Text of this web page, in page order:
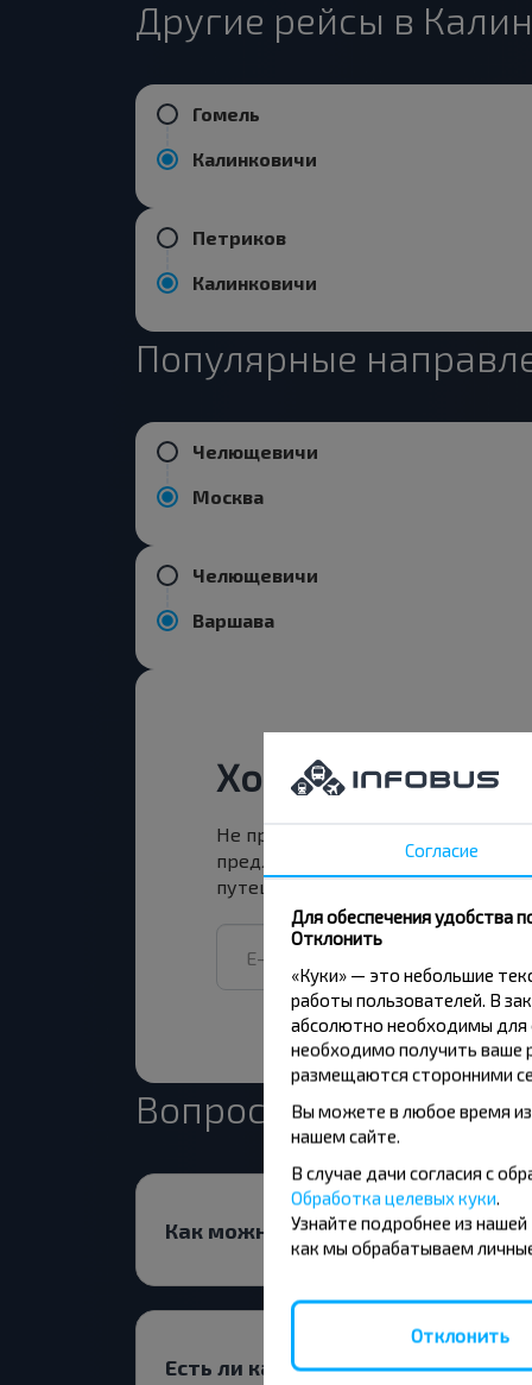
Другие рейсы в
Гомель
Калинковичи
Петриков
Калинковичи
Популярные
Челющевичи
Москва
Челющевичи
Варшава
Хотите
Не пропусти специальные
предложения INFOBUS.
путешествуй с нами дешевле!
Вопрос - Ответ
Как можно приобрести билет на
Есть ли какие-то ограничения на
Согласие
Для обеспечения удобства
Отклонить
«Куки» — это небольшие
работы пользователей. В
абсолютно необходимы для
необходимо получить ваше
размещаются сторонними
Вы можете в любое время
нашем сайте.
В случае дачи согласия с
Обработка целевых куки.
Узнайте подробнее из нашей
как мы обрабатываем
Отклонить